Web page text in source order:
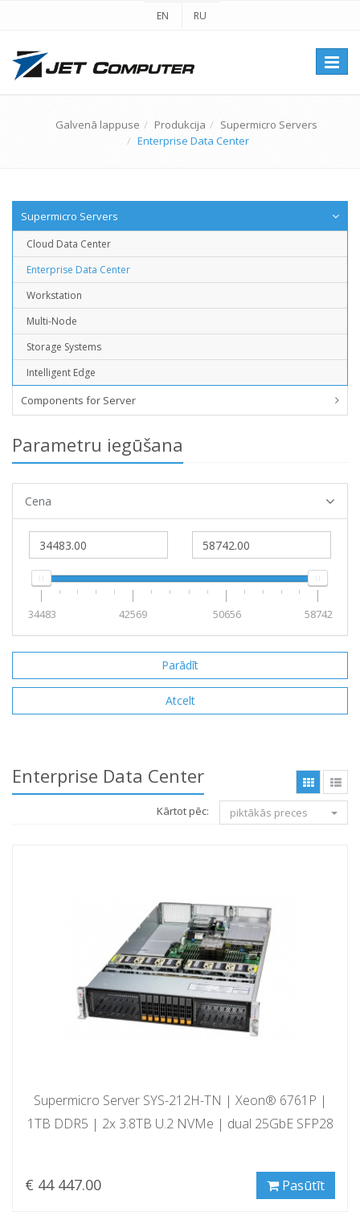
EN RU
Galvenā lappuse Produkcija
Supermicro Servers
Enterprise Data Center
Supermicro Servers
Cloud Data Center
Enterprise Data Center
Workstation
Multi-Node
Storage Systems
Intelligent Edge
Components for Server
Parametru iegūšana
Cena
34483 42569 50656 58742
Enterprise Data Center
Kārtot pēc: piktākās preces
Supermicro Server SYS-212H-TN | Xeon® 6761P |
1TB DDR5 | 2x 3.8TB U.2 NVMe | dual 25GbE SFP28
€ 44 447.00 Pasūtīt